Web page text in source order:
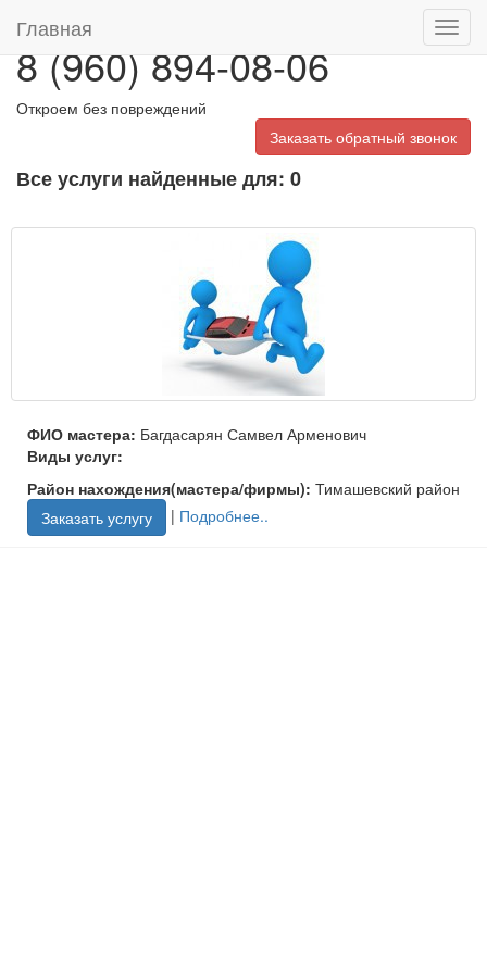
Главная
8 (960) 894-08-06
Откроем без повреждений
Заказать обратный звонок
Все услуги найденные для: 0
ФИО мастера: Багдасарян Самвел Арменович
Виды услуг:
Район нахождения(мастера/фирмы): Тимашевский район
Заказать услугу
| Подробнее..